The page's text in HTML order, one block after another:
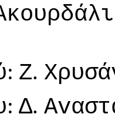
: Ζ.
:Δ.